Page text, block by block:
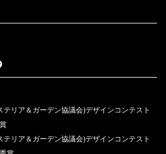
テリア＆ガーデン協議会)デザインコンテスト
テリア＆ガーデン協議会)デザインコンテスト